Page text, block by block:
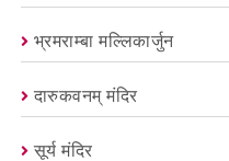
भ्रमराम्बा मल्लिकार्जुन
दारुकवनम् मंदिर
सूर्य मंदिर